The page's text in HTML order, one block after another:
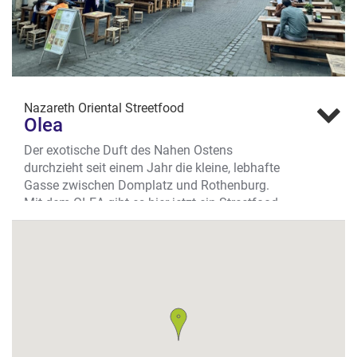
Nazareth Oriental Streetfood
Olea
Der exotische Duft des Nahen Ostens
durchzieht seit einem Jahr die kleine, lebhafte
Gasse zwischen Domplatz und Rothenburg.
Mit dem OLEA gibt es hier jetzt ein Streetfood-
Restaurant der besonderen Art.
Smashed Angus Köfte, Chili- oder Guacamole
Fritten oder Bandidos Chicken.